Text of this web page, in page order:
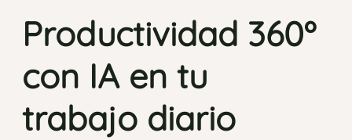
Productividad 360º
con IA en tu
trabajo diario